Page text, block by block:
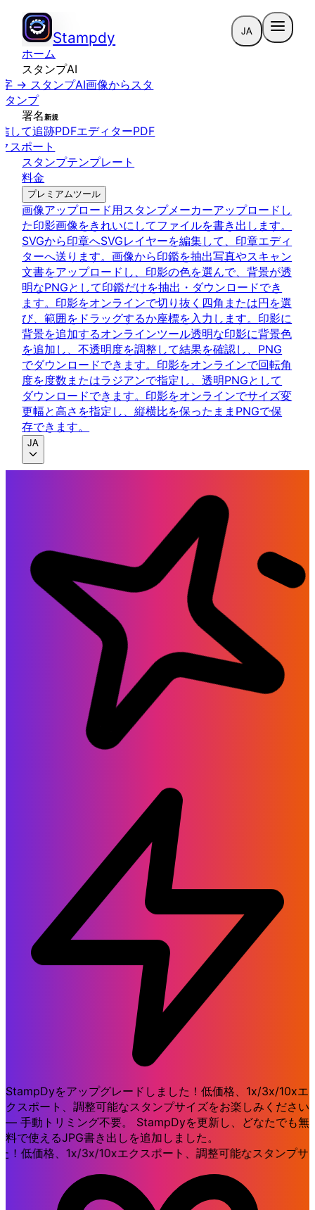
Stampdy JA
ホーム
スタンプAI
→ スタンプAI画像からスタ
タンプ
署名新規
して追跡PDFエディターPDF
スポート
スタンプテンプレート
料金
プレミアムツール
画像アップロード用スタンプメーカーアップロードし
た印影画像をきれいにしてファイルを書き出します。
SVGから印章へSVGレイヤーを編集して、印章エディ
ターへ送ります。画像から印鑑を抽出写真やスキャン
文書をアップロードし、印影の色を選んで、背景が透
明なPNGとして印鑑だけを抽出・ダウンロードでき
ます。 印影をオンラインで切り抜く 四角または円を選
び、範囲をドラッグするか座標を入力します。 印影に
背景を追加するオンラインツール透明な印影に背景色
を追加し、不透明度を調整して結果を確認し、PNG
でダウンロードできます。 印影をオンラインで回転角
度を度数またはラジアンで指定し、透明PNGとして
ダウンロードできます。 印影をオンラインでサイズ変
更幅と高さを指定し、縦横比を保ったままPNGで保
存できます。
JA
StampDyをアップグレードしました！低価格、1x/3x/10xエ
クスポート、調整可能なスタンプサイズをお楽しみください
— 手動トリミング不要。 StampDyを更新し、どなたでも無
料で使えるJPG書き出しを追加しました。
低価格、1x/3x/10xエクスポート、調整可能なスタンプサ